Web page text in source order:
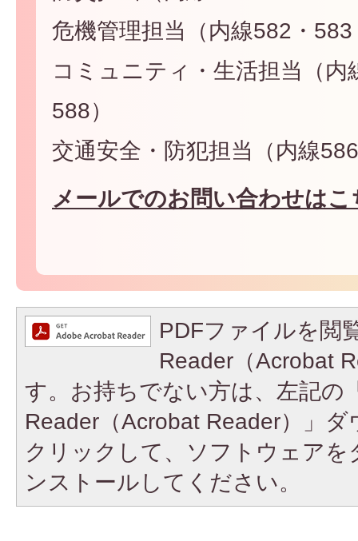
危機管理担当（内線582・
コミュニティ・生活担当（内
588）
交通安全・防犯担当（内線
メールでのお問い合わせは
PDFファイルを閲
Reader（Acrobat
す。お持ちでない方は、左記の
Reader（Acrobat Reader）」
クリックして、ソフトウェア
ンストールしてください。